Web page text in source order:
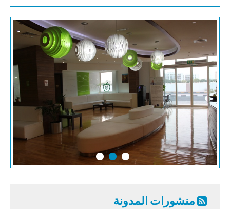
منشورات المدونة